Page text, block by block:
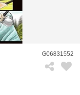
G06831552